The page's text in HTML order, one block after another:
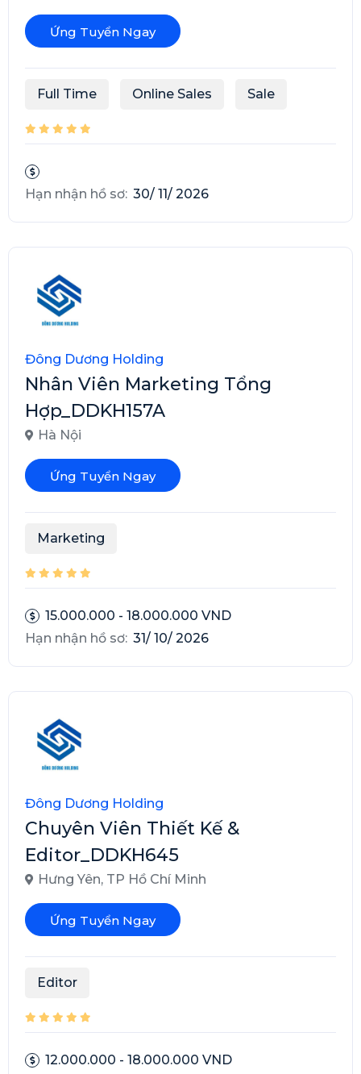
Ứng Tuyển Ngay
Full Time Online Sales Sale
Hạn nhận hồ sơ: 30/ 11/ 2026
Đông Dương Holding
Nhân Viên Marketing Tổng
Hợp_DDKH157A
Hà Nội
Ứng Tuyển Ngay
Marketing
15.000.000 - 18.000.000 VND
Hạn nhận hồ sơ: 31/ 10/ 2026
Đông Dương Holding
Chuyên Viên Thiết Kế &
Editor_DDKH645
Hưng Yên, TP Hồ Chí Minh
Ứng Tuyển Ngay
Editor
12.000.000 - 18.000.000 VND